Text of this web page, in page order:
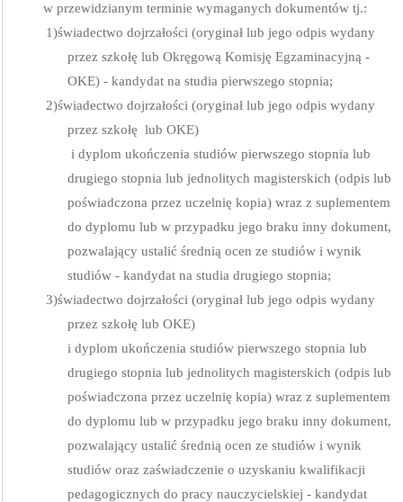
w przewidzianym terminie wymaganych dokumentów tj.:
1)świadectwo dojrzałości (oryginał lub jego odpis wydany
przez szkołę lub Okręgową Komisję Egzaminacyjną -
OKE) - kandydat na studia pierwszego stopnia;
2)świadectwo dojrzałości (oryginał lub jego odpis wydany
przez szkołę lub OKE)
i dyplom ukończenia studiów pierwszego stopnia lub
drugiego stopnia lub jednolitych magisterskich (odpis lub
poświadczona przez uczelnię kopia) wraz z suplementem
do dyplomu lub w przypadku jego braku inny dokument,
pozwalający ustalić średnią ocen ze studiów i wynik
studiów - kandydat na studia drugiego stopnia;
3)świadectwo dojrzałości (oryginał lub jego odpis wydany
przez szkołę lub OKE)
i dyplom ukończenia studiów pierwszego stopnia lub
drugiego stopnia lub jednolitych magisterskich (odpis lub
poświadczona przez uczelnię kopia) wraz z suplementem
do dyplomu lub w przypadku jego braku inny dokument,
pozwalający ustalić średnią ocen ze studiów i wynik
studiów oraz zaświadczenie o uzyskaniu kwalifikacji
pedagogicznych do pracy nauczycielskiej - kandydat